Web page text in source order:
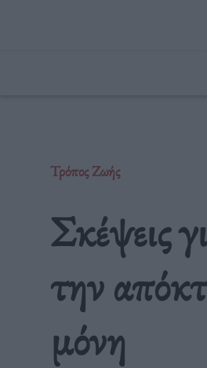
Τρόπος Ζωής
Σκέψεις
την
μόνη